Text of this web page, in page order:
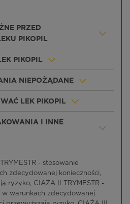
PRZED
PIKOPIL
PIKOPIL
NIEPOŻĄDANE
LEK PIKOPIL
I INNE
- stosowanie
zdecydowanej konieczności,
ryzyko, CIĄŻA II TRYMESTR -
w warunkach zdecydowanej